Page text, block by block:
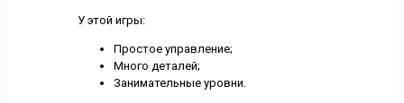
У этой игры:
Простое управление;
Много деталей;
Занимательные уровни.